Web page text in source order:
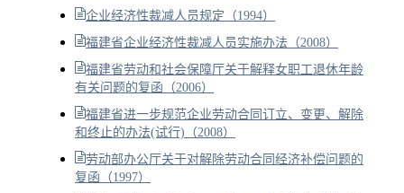
企业经济性裁减人员规定（1994）
福建省企业经济性裁减人员实施办法（2008）
福建省劳动和社会保障厅关于解释女职工退休年龄
有关问题的复函（2006）
福建省进一步规范企业劳动合同订立、变更、解除
和终止的办法(试行)（2008）
劳动部办公厅关于对解除劳动合同经济补偿问题的
复函（1997）